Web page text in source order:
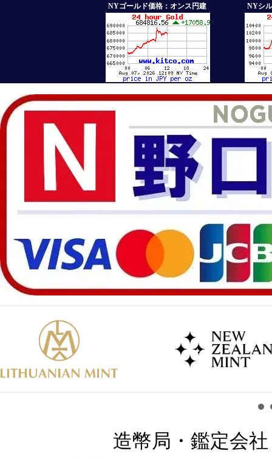
NYゴールド価格：オンス円建 NYシ
造幣局・鑑定会